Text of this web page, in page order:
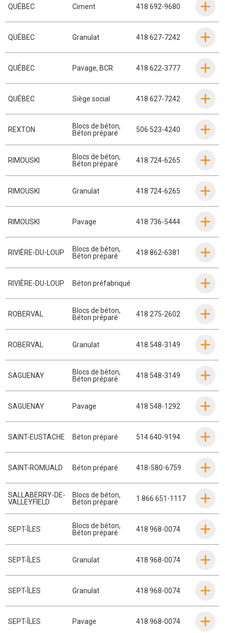
QUÉBEC Ciment 418 692-9680
QUÉBEC Granulat 418 627-7242
QUÉBEC Pavage, BCR 418 622-3777
QUÉBEC Siège social 418 627-7242
REXTON Blocs de béton,
Béton préparé
506 523-4240
RIMOUSKI Blocs de béton,
Béton préparé
418 724-6265
RIMOUSKI Granulat 418 724-6265
RIMOUSKI Pavage 418 736-5444
RIVIÈRE-DU-LOUP Blocs de béton,
Béton préparé
418 862-6381
RIVIÈRE-DU-LOUP Béton préfabriqué
ROBERVAL Blocs de béton,
Béton préparé
418 275-2602
ROBERVAL Granulat 418 548-3149
SAGUENAY Blocs de béton,
Béton préparé
418 548-3149
SAGUENAY Pavage 418 548-1292
SAINT-EUSTACHE Béton préparé 514 640-9194
SAINT-ROMUALD Béton préparé 418-580-6759
SALLABERRY-DE-
VALLEYFIELD
Blocs de béton,
Béton préparé
1 866 651-1117
SEPT-ÎLES Blocs de béton,
Béton préparé
418 968-0074
SEPT-ÎLES Granulat 418 968-0074
SEPT-ÎLES Granulat 418 968-0074
SEPT-ÎLES Pavage 418 968-0074